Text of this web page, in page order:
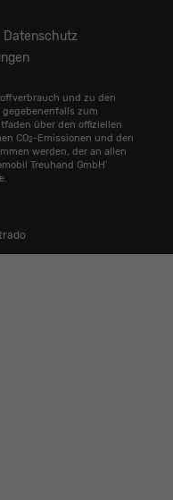
Datenschutz
und zu den
zum
über den offiziellen
CO2 -Emissionen und den
werden, der an allen
Treuhand GmbH'